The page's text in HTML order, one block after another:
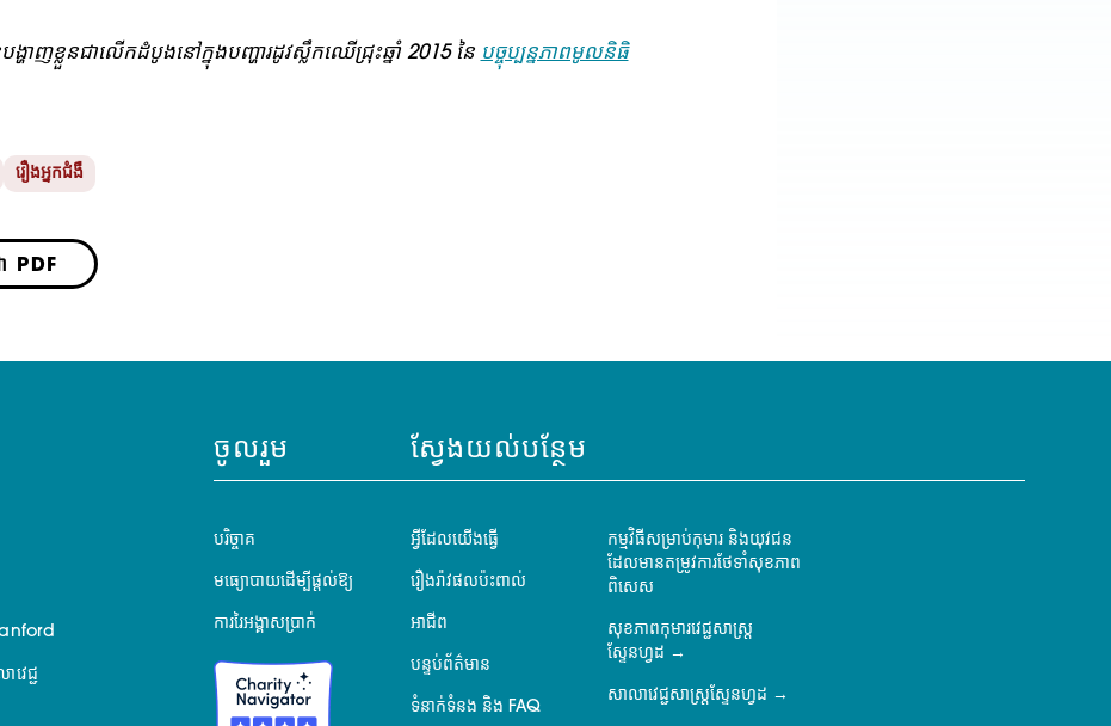
ង្ហាញខ្លួនជាលើកដំបូងនៅក្នុងបញ្ហារដូវស្លឹកឈើជ្រុះឆ្នាំ 2015 នៃ បច្ចុប្បន្នភាពមូលនិធិ
រឿងអ្នកជំងឺ
PDF
េជ្ជ
ចូលរួម
បរិច្ចាគ
មធ្យោបាយដើម្បីផ្តល់ឱ្យ
ការរៃអង្គាសប្រាក់
ស្វែងយល់បន្ថែម
អ្វីដែលយើងធ្វើ
រឿងរ៉ាវផលប៉ះពាល់
អាជីព
បន្ទប់ព័ត៌មាន
ទំនាក់ទំនង និង FAQ
កម្មវិធីសម្រាប់កុមារ និងយុវជន
ដែលមានតម្រូវការថែទាំសុខភាព
ពិសេស
សុខភាពកុមារវេជ្ជសាស្ត្រ
ស្ទែនហ្វដ
សាលាវេជ្ជសាស្ត្រស្ទែនហ្វដ